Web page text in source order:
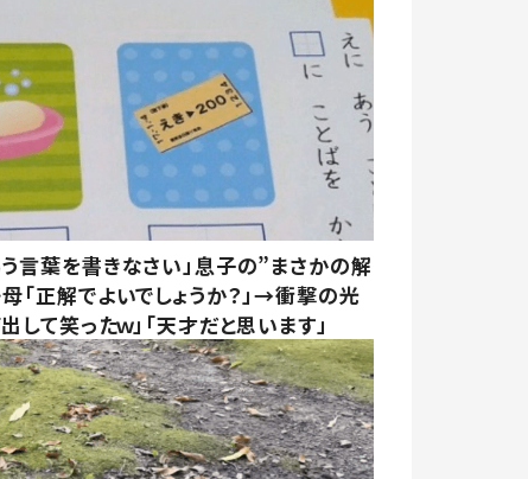
う言葉を書きなさい」息子の”まさかの解
「正解でよいでしょうか？」→衝撃の光
して笑ったｗ」「天才だと思います」